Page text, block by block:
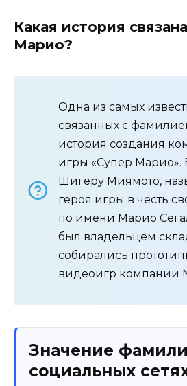
Какая история
Марио?
Одна из самых
связанных с
история создания
игры «Супер Марио».
Шигеру Миямото,
героя игры в честь
по имени Марио
был владельцем
собирались
видеоигр компании
Значение
социальных